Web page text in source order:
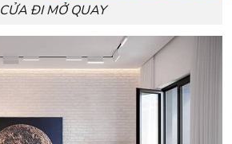
CỬA ĐI MỞ QUAY